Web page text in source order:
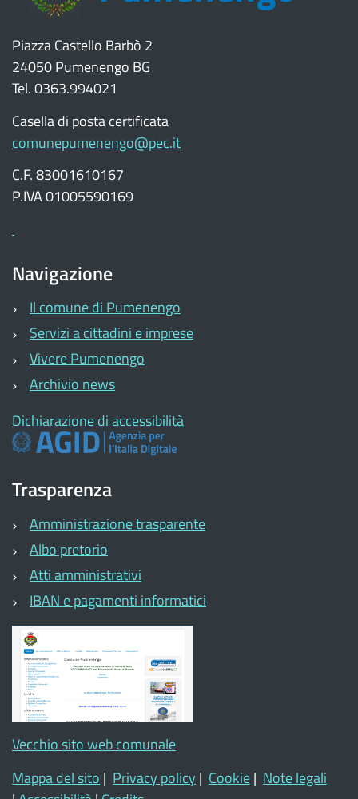
Piazza Castello Barbò 2
24050 Pumenengo BG
Tel. 0363.994021
Casella di posta certificata
comunepumenengo@pec.it
C.F. 83001610167
P.IVA 01005590169
Navigazione
Il comune di Pumenengo
Servizi a cittadini e imprese
Vivere Pumenengo
Archivio news
Dichiarazione di accessibilità
Trasparenza
Amministrazione trasparente
Albo pretorio
Atti amministrativi
IBAN e pagamenti informatici
Vecchio sito web comunale
Mappa del sito | Privacy policy | Cookie| Note legali